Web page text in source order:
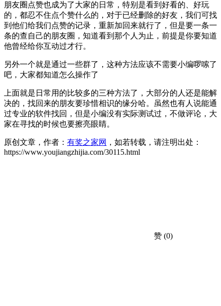
朋友圈点赞也成为了大家的日常，特别是看到好看的、好玩
的，都忍不住点个赞什么的，对于已经删除的好友，我们可找
到他们给我们点赞的记录，重新加回来就行了，但是要一条一
条的查自己的朋友圈，知道看到那个人为止，前提是你要知道
他曾经给你互动过才行。
另外一个就是通过一些群了，这种方法应该不需要小编啰嗦了
吧，大家都知道怎么操作了
上面就是日常用的比较多的三种方法了，大部分的人还是能解
决的，找回来的朋友要珍惜相识的缘分哈。虽然也有人说能通
过专业的软件找回，但是小编没有实际测试过，不做评论，大
家在寻找的时候也要擦亮眼睛。
原创文章，作者： 有奖之家网 ，如若转载，请注明出处：
https://www.youjiangzhijia.com/30115.html
赞 (0)